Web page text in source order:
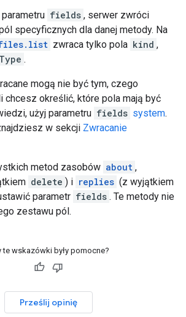
fields , serwer zwróci
specyficznych dla danej metody. Na
zwraca tylko pola kind ,
.
mogą nie być tym, czego
chcesz określić, które pola mają być
użyj parametru fields system.
w sekcji Zwracanie
metod zasobów about ,
delete ) i replies (z wyjątkiem
parametr fields . Te metody nie
zestawu pól.
te wskazówki były pomocne?
Prześlij opinię